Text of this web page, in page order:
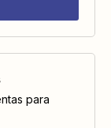
para